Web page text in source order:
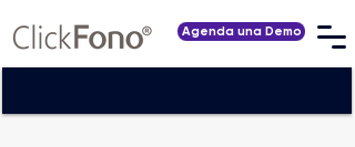
Agenda una Demo